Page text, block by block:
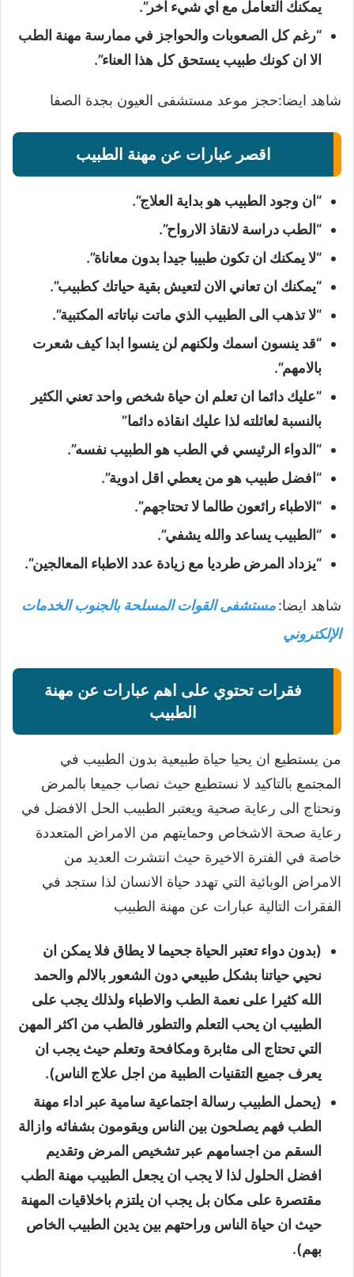
يمكنك التعامل مع اي شيء اخر”.
“رغم كل الصعوبات والحواجز في ممارسة مهنة الطب
الا ان كونك طبيب يستحق كل هذا العناء”.
شاهد ايضا:حجز موعد مستشفى العيون بجدة الصفا
اقصر عبارات عن مهنة الطبيب
“ان وجود الطبيب هو بداية العلاج”.
“الطب دراسة لانقاذ الارواح”.
“لا يمكنك ان تكون طبيبا جيدا بدون معاناة”.
“يمكنك ان تعاني الان لتعيش بقية حياتك كطبيب”.
“لا تذهب الى الطبيب الذي ماتت نباتاته المكتبية”.
“قد ينسون اسمك ولكنهم لن ينسوا ابدا كيف شعرت
بالامهم”.
“عليك دائما ان تعلم ان حياة شخص واحد تعني الكثير
بالنسبة لعائلته لذا عليك انقاذه دائما”
“الدواء الرئيسي في الطب هو الطبيب نفسه”.
“افضل طبيب هو من يعطي اقل ادوية”.
“الاطباء رائعون طالما لا تحتاجهم”.
“الطبيب يساعد والله يشفي”.
“يزداد المرض طرديا مع زيادة عدد الاطباء المعالجين”.
شاهد ايضا:مستشفى القوات المسلحة بالجنوب الخدمات
الإلكتروني
فقرات تحتوي على اهم عبارات عن مهنة
الطبيب
من يستطيع ان يحيا حياة طبيعية بدون الطبيب في
المجتمع بالتاكيد لا نستطيع حيث نصاب جميعا بالمرض
ونحتاج الى رعاية صحية ويعتبر الطبيب الحل الافضل في
رعاية صحة الاشخاص وحمايتهم من الامراض المتعددة
خاصة في الفترة الاخيرة حيث انتشرت العديد من
الامراض الوبائية التي تهدد حياة الانسان لذا ستجد في
الفقرات التالية عبارات عن مهنة الطبيب
(بدون دواء تعتبر الحياة جحيما لا يطاق فلا يمكن ان
نحيي حياتنا بشكل طبيعي دون الشعور بالالم والحمد
الله كثيرا على نعمة الطب والاطباء ولذلك يجب على
الطبيب ان يحب التعلم والتطور فالطب من اكثر المهن
التي تحتاج الى مثابرة ومكافحة وتعلم حيث يجب ان
يعرف جميع التقنيات الطبية من اجل علاج الناس).
(يحمل الطبيب رسالة اجتماعية سامية عبر اداء مهنة
الطب فهم يصلحون بين الناس ويقومون بشفائه وازالة
السقم من اجسامهم عبر تشخيص المرض وتقديم
افضل الحلول لذا لا يجب ان يجعل الطبيب مهنة الطب
مقتصرة على مكان بل يجب ان يلتزم باخلاقيات المهنة
حيث ان حياة الناس وراحتهم بين يدين الطبيب الخاص
بهم).